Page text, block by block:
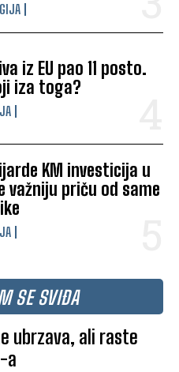
iz EU pao 11 posto.
iza toga?
KM investicija u
važniju priču od same
SE SVIĐA
ubrzava, ali raste
a